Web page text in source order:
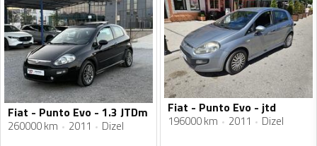
Fiat - Punto Evo - 1.3 JTDm
260000 km 2011 Dizel
Fiat - Punto Evo - jtd
196000 km 2011 Dizel